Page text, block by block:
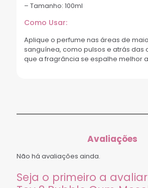
– Tamanho: 100ml
Como Usar:
Aplique o perfume nas áreas de
sanguínea, como pulsos e atrás das
que a fragrância se espalhe melhor
Avaliações
Não há avaliações ainda.
Seja o primeiro a avaliar